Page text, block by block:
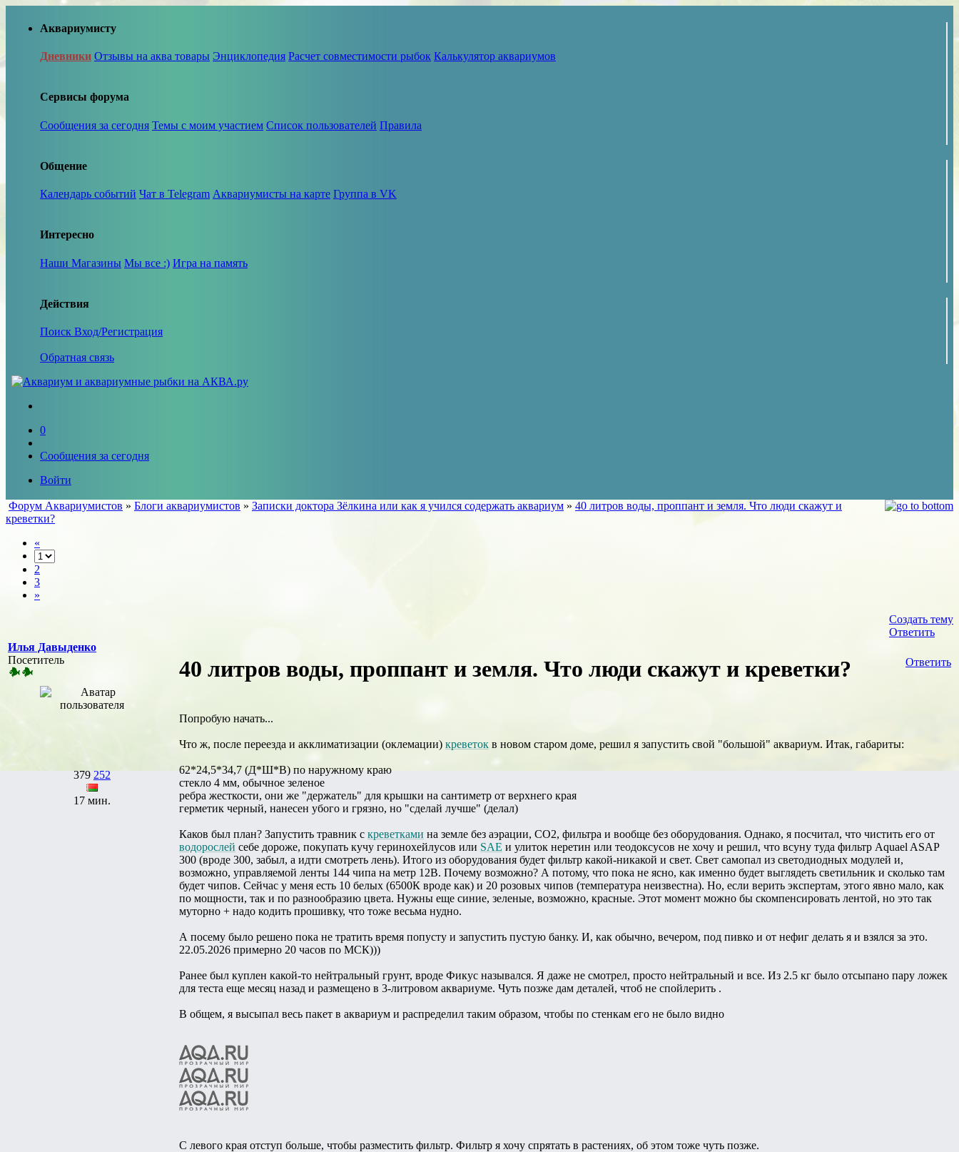
Аквариумисту
Дневники Отзывы на аква товары Энциклопедия Расчет совместимости рыбок Калькулятор аквариумов
Сервисы форума
Сообщения за сегодня Темы с моим участием Список пользователей Правила
Общение
Календарь событий Чат в Telegram Аквариумисты на карте Группа в VK
Интересно
Наши Магазины Мы все :) Игра на память
Действия
Поиск Вход/Регистрация
Обратная связь
0
Сообщения за сегодня
Войти
Форум Аквариумистов » Блоги аквариумистов » Записки доктора Зёлкина или как я учился содержать аквариум » 40 литров воды, проппант и земля. Что люди скажут и
креветки?
«
2
3
»
Создать тему
Ответить
Илья Давыденко
Посетитель
379 252
17 мин.
Ответить
40 литров воды, проппант и земля. Что люди скажут и креветки?
Попробую начать...
Что ж, после переезда и акклиматизации (оклемации) креветок в новом старом доме, решил я запустить свой "большой" аквариум. Итак, габариты:
62*24,5*34,7 (Д*Ш*В) по наружному краю
стекло 4 мм, обычное зеленое
ребра жесткости, они же "держатель" для крышки на сантиметр от верхнего края
герметик черный, нанесен убого и грязно, но "сделай лучше" (делал)
Каков был план? Запустить травник с креветками на земле без аэрации, СО2, фильтра и вообще без оборудования. Однако, я посчитал, что чистить его от
водорослей себе дороже, покупать кучу геринохейлусов или SAE и улиток неретин или теодоксусов не хочу и решил, что всуну туда фильтр Aquael ASAP
300 (вроде 300, забыл, а идти смотреть лень). Итого из оборудования будет фильтр какой-никакой и свет. Свет самопал из светодиодных модулей и,
возможно, управляемой ленты 144 чипа на метр 12В. Почему возможно? А потому, что пока не ясно, как именно будет выглядеть светильник и сколько там
будет чипов. Сейчас у меня есть 10 белых (6500К вроде как) и 20 розовых чипов (температура неизвестна). Но, если верить экспертам, этого явно мало, как
по мощности, так и по разнообразию цвета. Нужны еще синие, зеленые, возможно, красные. Этот момент можно бы скомпенсировать лентой, но это так
муторно + надо кодить прошивку, что тоже весьма нудно.
А посему было решено пока не тратить время попусту и запустить пустую банку. И, как обычно, вечером, под пивко и от нефиг делать я и взялся за это.
22.05.2026 примерно 20 часов по МСК)))
Ранее был куплен какой-то нейтральный грунт, вроде Фикус назывался. Я даже не смотрел, просто нейтральный и все. Из 2.5 кг было отсыпано пару ложек
для теста еще месяц назад и размещено в 3-литровом аквариуме. Чуть позже дам деталей, чтоб не спойлерить .
В общем, я высыпал весь пакет в аквариум и распределил таким образом, чтобы по стенкам его не было видно
С левого края отступ больше, чтобы разместить фильтр. Фильтр я хочу спрятать в растениях, об этом тоже чуть позже.